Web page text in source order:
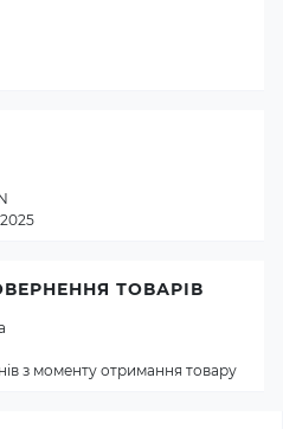
ТОВАРІВ
з моменту отримання товару